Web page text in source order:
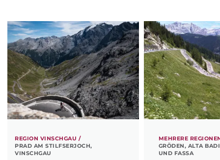
REGION VINSCHGAU /
PRAD AM STILFSERJOCH,
VINSCHGAU
MEHRERE
GRÖDEN, ALTA
UND FASSA